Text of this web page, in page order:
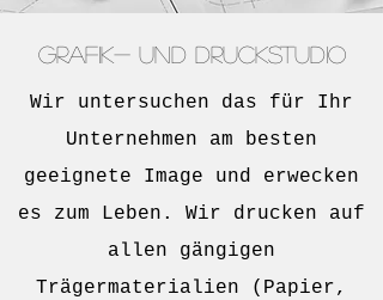
Grafik- und Druckstudio
Wir untersuchen das für Ihr
Unternehmen am besten
geeignete Image und erwecken
es zum Leben. Wir drucken auf
allen gängigen
Trägermaterialien (Papier,